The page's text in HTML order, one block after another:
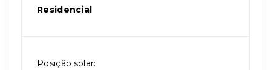
Residencial
Posição solar: